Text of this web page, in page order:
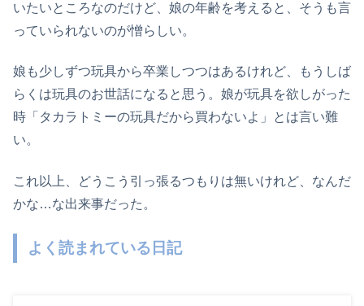
いたいところなのだけど、娘の年齢を考えると、そうも言
っていられないのが憎らしい。
娘も少しずつ玩具から卒業しつつはあるけれど、もうしば
らくは玩具のお世話になると思う。娘が玩具を欲しがった
時「タカラトミーの玩具だから買わないよ」とは言い難
い。
これ以上、どうこう引っ張るつもりは無いけれど、なんだ
かな…な出来事だった。
よく読まれている日記